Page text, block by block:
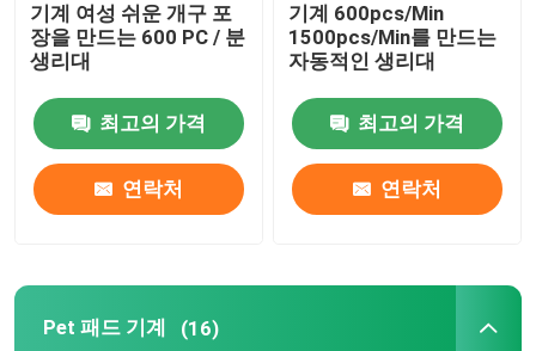
기계 여성 쉬운 개구 포
장을 만드는 600 PC / 분
생리대
최고의 가격
연락처
기계 600pcs/Min
1500pcs/Min를 만드는
자동적인 생리대
최고의 가격
연락처
Pet 패드 기계 (16)